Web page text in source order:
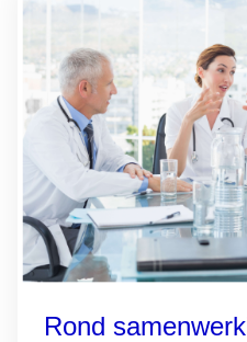
Rond